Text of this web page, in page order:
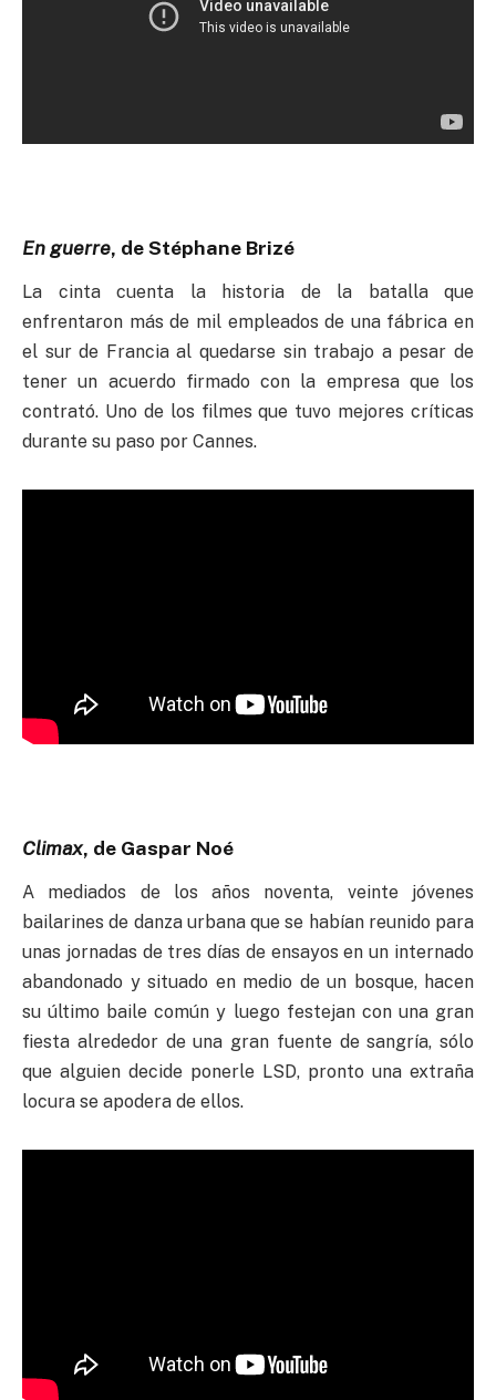
En guerre, de Stéphane Brizé
La cinta cuenta la historia de la batalla que
enfrentaron más de mil empleados de una fábrica en
el sur de Francia al quedarse sin trabajo a pesar de
tener un acuerdo firmado con la empresa que los
contrató. Uno de los filmes que tuvo mejores críticas
durante su paso por Cannes.
Climax, de Gaspar Noé
A mediados de los años noventa, veinte jóvenes
bailarines de danza urbana que se habían reunido para
unas jornadas de tres días de ensayos en un internado
abandonado y situado en medio de un bosque, hacen
su último baile común y luego festejan con una gran
fiesta alrededor de una gran fuente de sangría, sólo
que alguien decide ponerle LSD, pronto una extraña
locura se apodera de ellos.